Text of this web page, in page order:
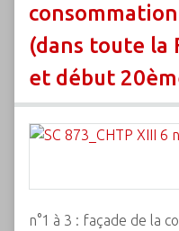
(dans toute la
et début
n°1 à 3 : façade de la